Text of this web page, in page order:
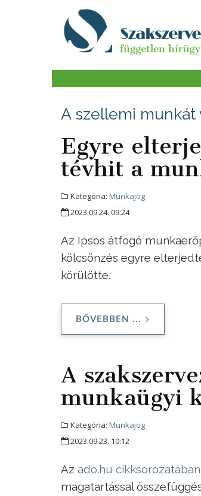
A szellemi
Egyre
tévhit a
Kategória: Munkajog
2023.09.24. 09:24
Az Ipsos átfogó
kölcsönzés egyre
körülötte.
BŐVEBBEN ...
A
munkaügyi
Kategória: Munkajog
2023.09.23. 10:12
Az ado.hu cikksorozatában
magatartással